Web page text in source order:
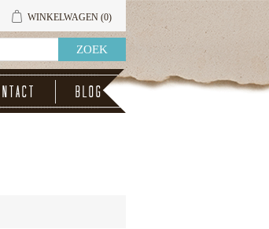
WINKELWAGEN (0)
Blog